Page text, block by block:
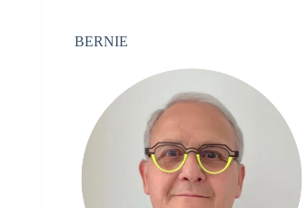
BERNIE